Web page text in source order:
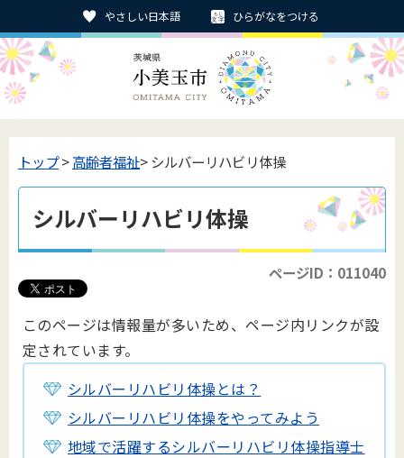
やさしい日本語 ひらがなをつける
トップ>高齢者福祉> シルバーリハビリ体操
シルバーリハビリ体操
ページID：011040
このページは情報量が多いため、ページ内リンクが設
定されています。
シルバーリハビリ体操とは？
シルバーリハビリ体操をやってみよう
地域で活躍するシルバーリハビリ体操指導士